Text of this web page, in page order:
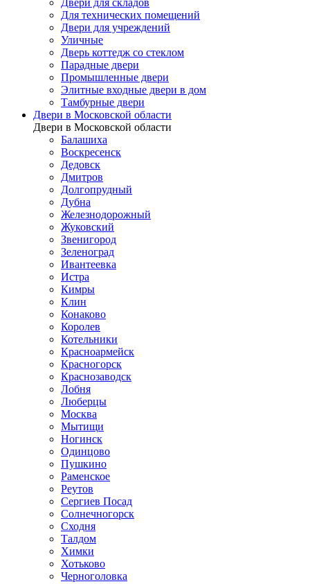
Двери для складов
Для технических помещений
Двери для учреждений
Уличные
Дверь коттедж со стеклом
Парадные двери
Промышленные двери
Элитные входные двери в дом
Тамбурные двери
Двери в Московской области
Двери в Московской области
Балашиха
Воскресенск
Дедовск
Дмитров
Долгопрудный
Дубна
Железнодорожный
Жуковский
Звенигород
Зеленоград
Ивантеевка
Истра
Кимры
Клин
Конаково
Королев
Котельники
Красноармейск
Красногорск
Краснозаводск
Лобня
Люберцы
Москва
Мытищи
Ногинск
Одинцово
Пушкино
Раменское
Реутов
Сергиев Посад
Солнечногорск
Сходня
Талдом
Химки
Хотьково
Черноголовка